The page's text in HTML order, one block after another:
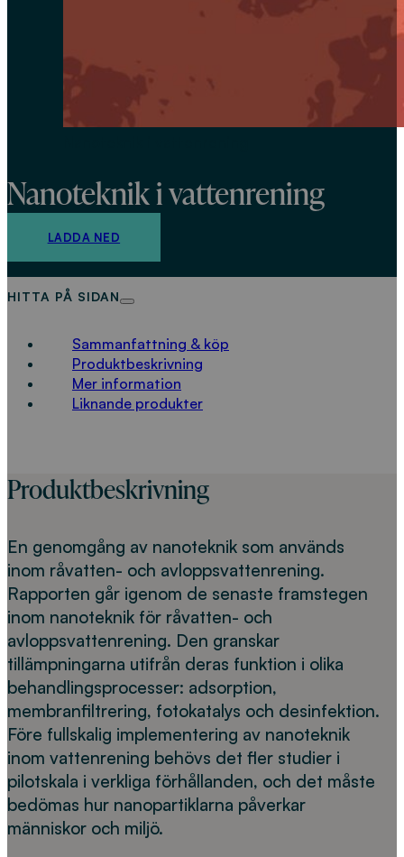
Nanoteknik i vattenrening
LADDA NED
HITTA PÅ SIDAN
Sammanfattning & köp
Produktbeskrivning
Mer information
Liknande produkter
Produktbeskrivning
En genomgång av nanoteknik som används
inom råvatten- och avloppsvattenrening.
Rapporten går igenom de senaste framstegen
inom nanoteknik för råvatten- och
avloppsvattenrening. Den granskar
tillämpningarna utifrån deras funktion i olika
behandlingsprocesser: adsorption,
membranfiltrering, fotokatalys och desinfektion.
Före fullskalig implementering av nanoteknik
inom vattenrening behövs det fler studier i
pilotskala i verkliga förhållanden, och det måste
bedömas hur nanopartiklarna påverkar
människor och miljö.